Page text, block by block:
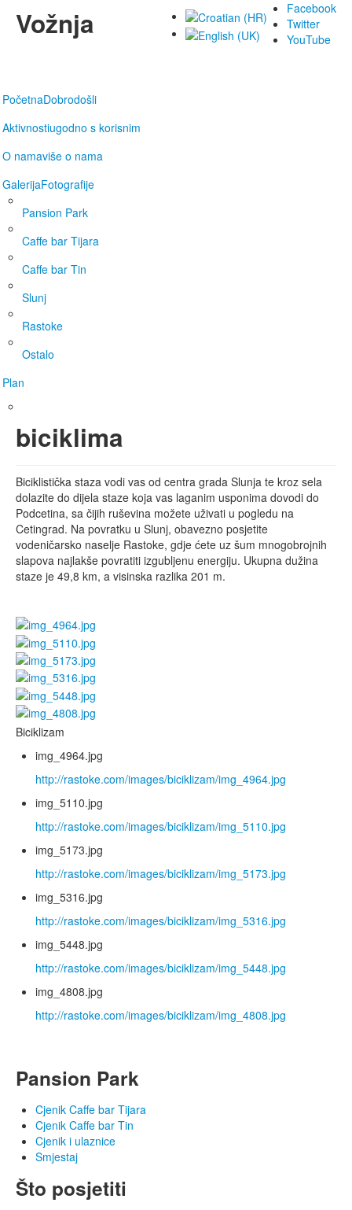
Facebook
Twitter
YouTube
PočetnaDobrodošli
Aktivnostiugodno s korisnim
O namaviše o nama
GalerijaFotografije
Pansion Park
Caffe bar Tijara
Caffe bar Tin
Slunj
Rastoke
Ostalo
Plan
Vožnja
biciklima
Biciklistička staza vodi vas od centra grada Slunja te kroz sela
dolazite do dijela staze koja vas laganim usponima dovodi do
Podcetina, sa čijih ruševina možete uživati u pogledu na
Cetingrad. Na povratku u Slunj, obavezno posjetite
vodeničarsko naselje Rastoke, gdje ćete uz šum mnogobrojnih
slapova najlakše povratiti izgubljenu energiju. Ukupna dužina
staze je 49,8 km, a visinska razlika 201 m.
Biciklizam
img_4964.jpg
http://rastoke.com/images/biciklizam/img_4964.jpg
img_5110.jpg
http://rastoke.com/images/biciklizam/img_5110.jpg
img_5173.jpg
http://rastoke.com/images/biciklizam/img_5173.jpg
img_5316.jpg
http://rastoke.com/images/biciklizam/img_5316.jpg
img_5448.jpg
http://rastoke.com/images/biciklizam/img_5448.jpg
img_4808.jpg
http://rastoke.com/images/biciklizam/img_4808.jpg
Pansion Park
Cjenik Caffe bar Tijara
Cjenik Caffe bar Tin
Cjenik i ulaznice
Smjestaj
Što posjetiti